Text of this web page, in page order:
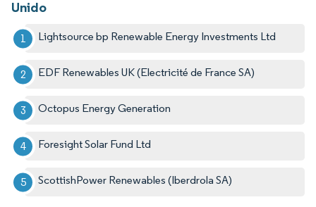
Unido
Lightsource bp Renewable Energy Investments Ltd
EDF Renewables UK (Electricité de France SA)
Octopus Energy Generation
Foresight Solar Fund Ltd
ScottishPower Renewables (Iberdrola SA)